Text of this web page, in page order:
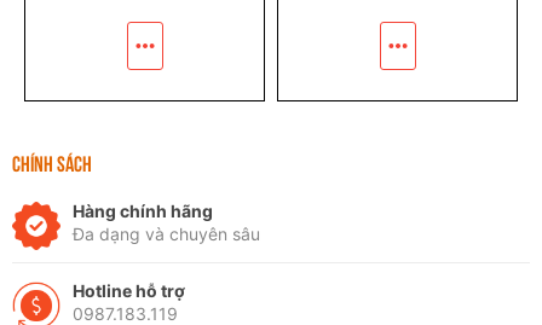
CHÍNH SÁCH
Hàng chính hãng
Đa dạng và chuyên sâu
Hotline hỗ trợ
0987.183.119